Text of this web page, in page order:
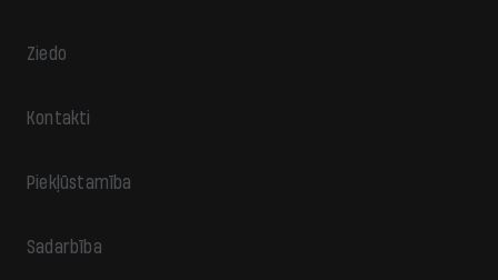
Ziedo
Kontakti
Piekļūstamība
Sadarbība